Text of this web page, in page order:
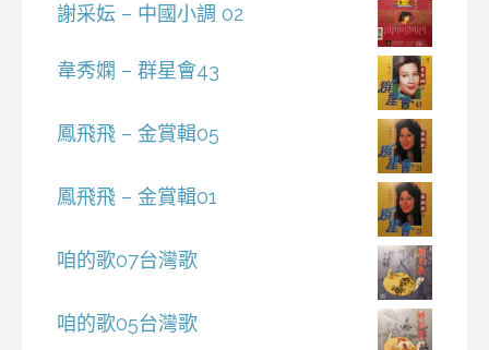
謝采妘 – 中國小調 02
韋秀嫻 – 群星會43
鳳飛飛 – 金賞輯05
鳳飛飛 – 金賞輯01
咱的歌07台灣歌
咱的歌05台灣歌